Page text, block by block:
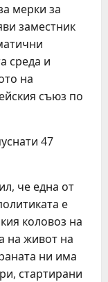
мерки за
заместник
среда и
на
съюз по
47
че една от
е
коловоз на
на живот на
ни има
стартирани